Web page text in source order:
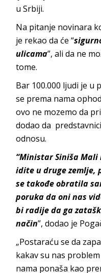
u Srbiji.
Na pitanje novinara
je rekao da će “
ulicama”, ali da ne
tome.
Bar 100.000 ljudi je u
se prema nama
ovo ne mozemo da
dodao da
odnosu.
“Ministar Siniša Mali
idite u druge zemlje,
se takođe obratila
poruka da oni nas
bi radije da ga
način”, dodao je
„Postaraću se da
kakav su nas
nama ponaša kao